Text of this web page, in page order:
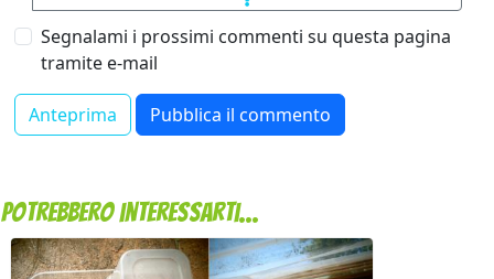
Segnalami i prossimi commenti su questa pagina
tramite e-mail
Potrebbero interessarti...